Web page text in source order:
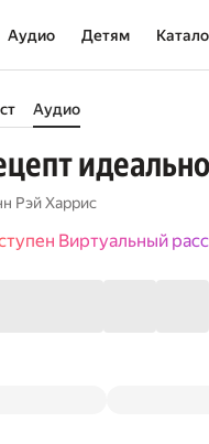
Аудио Детям
Аудио
Рэй Харрис
Виртуальный